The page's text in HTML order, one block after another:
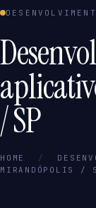
/ SP
HOME /
MIRANDÓPOLIS /